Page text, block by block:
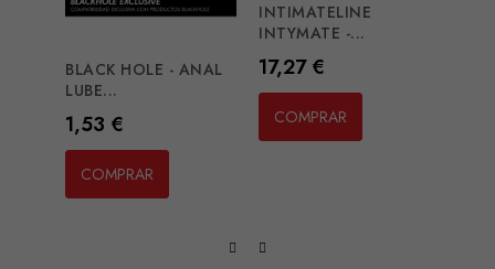
BLACK HOLE - ANAL
LUBE...
Preço
1,53 €
COMPRAR
INTIMATELINE
INTYMATE -...
Preço
17,27 €
COMPRAR